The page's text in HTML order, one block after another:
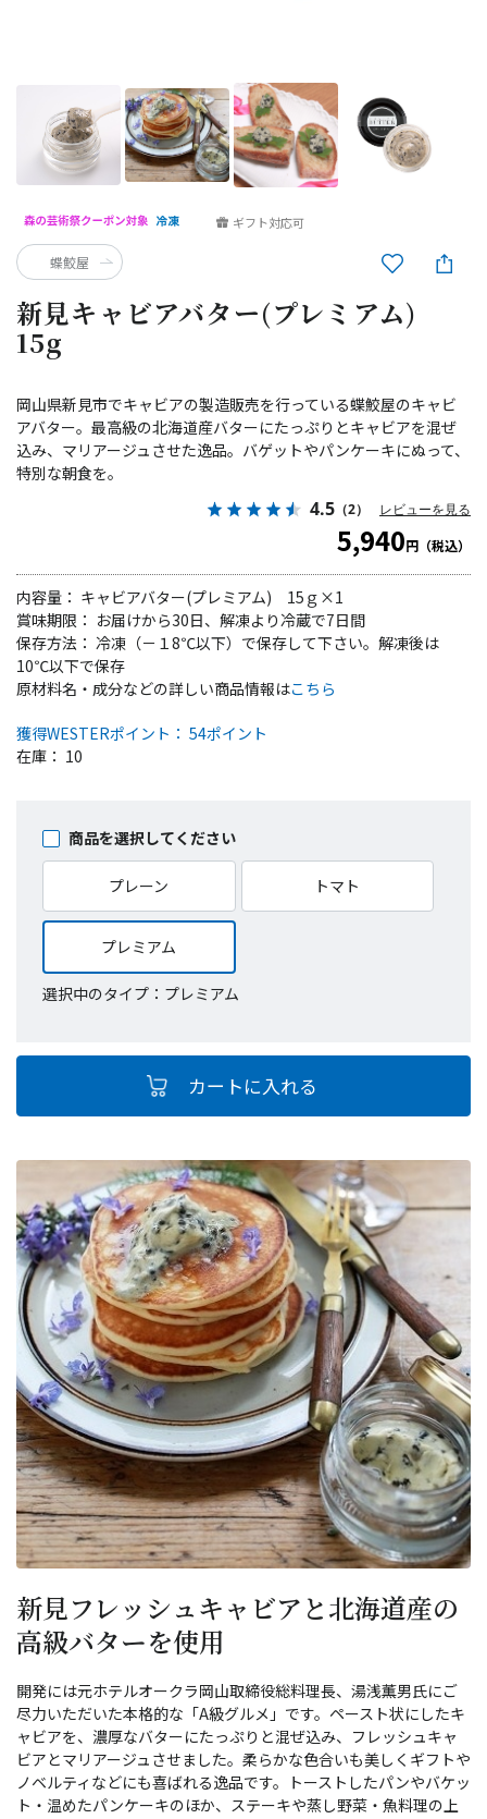
新見キャビアバター(プレミアム)
15g
ギフト対応可
岡山県新見市でキャビアの製造販売を行っている蝶鮫屋のキャビ
アバター。最高級の北海道産バターにたっぷりとキャビアを混ぜ
込み、マリアージュさせた逸品。バゲットやパンケーキにぬって、
特別な朝食を。
4.5 （2） レビューを見る
5,940円（税込）
内容量： キャビアバター(プレミアム) 15ｇ×1
賞味期限： お届けから30日、解凍より冷蔵で7日間
保存方法： 冷凍（－１8℃以下）で保存して下さい。解凍後は
10℃以下で保存
獲得WESTERポイント： 54ポイント
在庫： 10
商品を選択してください
プレーン トマト
プレミアム
選択中のタイプ：プレミアム
原材料名・成分などの詳しい商品情報はこちら
蝶鮫屋
新見フレッシュキャビアと北海道産の
高級バターを使用
開発には元ホテルオークラ岡山取締役総料理長、湯浅薫男氏にご
尽力いただいた本格的な「A級グルメ」です。ペースト状にしたキ
ャビアを、濃厚なバターにたっぷりと混ぜ込み、フレッシュキャ
ビアとマリアージュさせました。柔らかな色合いも美しくギフトや
ノベルティなどにも喜ばれる逸品です。トーストしたパンやバケッ
ト・温めたパンケーキのほか、ステーキや蒸し野菜・魚料理の上